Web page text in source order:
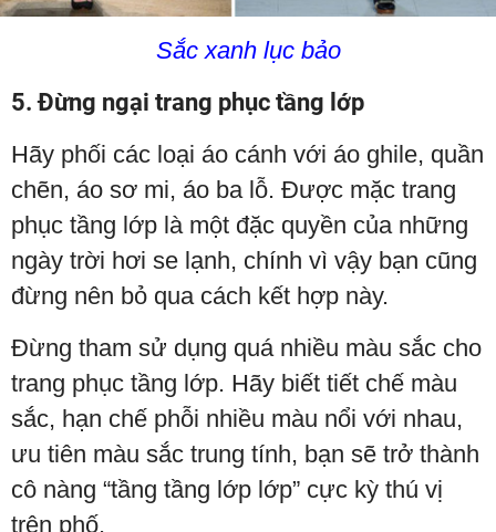
Sắc xanh lục bảo
5. Đừng ngại trang phục tầng lớp
Hãy phối các loại áo cánh với áo ghile, quần
chẽn, áo sơ mi, áo ba lỗ. Được mặc trang
phục tầng lớp là một đặc quyền của những
ngày trời hơi se lạnh, chính vì vậy bạn cũng
đừng nên bỏ qua cách kết hợp này.
Đừng tham sử dụng quá nhiều màu sắc cho
trang phục tầng lớp. Hãy biết tiết chế màu
sắc, hạn chế phỗi nhiều màu nổi với nhau,
ưu tiên màu sắc trung tính, bạn sẽ trở thành
cô nàng “tầng tầng lớp lớp” cực kỳ thú vị
trên phố.